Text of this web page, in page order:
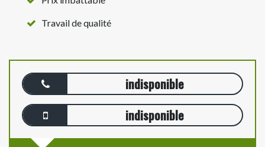
Travail de qualité
indisponible
indisponible